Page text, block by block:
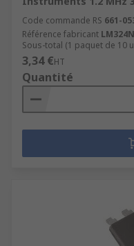
Code commande RS 661-
Référence fabricant LM324N
Sous-total (1 paquet de 10
3,34 €HT
Quantité